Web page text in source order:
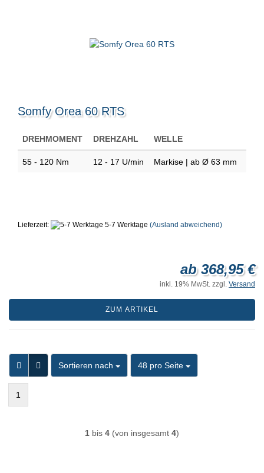
Somfy Orea 60 RTS
DREHMOMENT DREHZAHL WELLE
55 - 120 Nm 12 - 17 U/min Markise | ab Ø 63 mm
Lieferzeit: 5-7 Werktage (Ausland abweichend)
ab 368,95 €
inkl. 19% MwSt. zzgl. Versand
ZUM ARTIKEL
Sortieren nach
Sortieren nach 48 pro Seite
pro Seite
1
1 bis 4 (von insgesamt 4)